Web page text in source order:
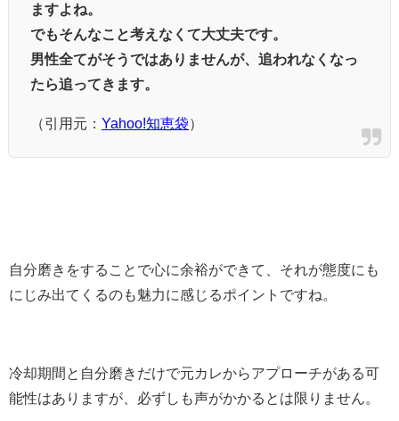
ますよね。
でもそんなこと考えなくて大丈夫です。
男性全てがそうではありませんが、追われなくなっ
たら追ってきます。
（引用元： Yahoo!知恵袋）
自分磨きをすることで心に余裕ができて、それが態度にも
にじみ出てくるのも魅力に感じるポイントですね。
冷却期間と自分磨きだけで元カレからアプローチがある可
能性はありますが、必ずしも声がかかるとは限りません。